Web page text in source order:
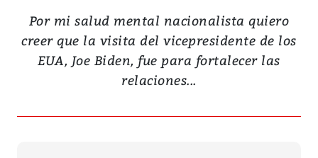
Por mi salud mental nacionalista quiero
creer que la visita del vicepresidente de los
EUA, Joe Biden, fue para fortalecer las
relaciones...